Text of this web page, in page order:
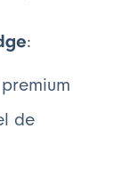
:
de